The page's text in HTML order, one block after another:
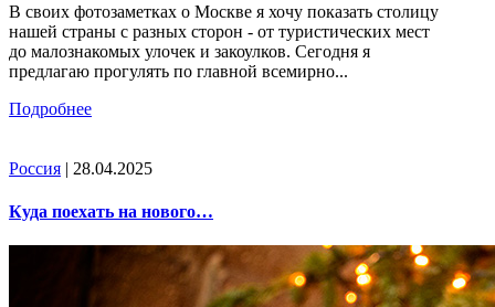
В своих фотозаметках о Москве я хочу показать столицу
нашей страны с разных сторон - от туристических мест
до малознакомых улочек и закоулков. Сегодня я
предлагаю прогулять по главной всемирно...
Подробнее
Россия | 28.04.2025
Куда поехать на нового…